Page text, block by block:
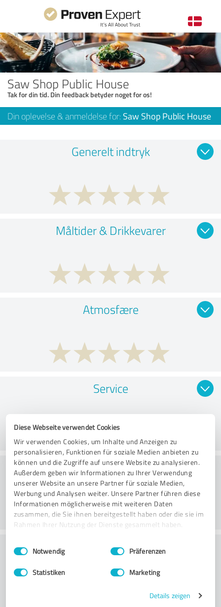
Diese Webseite verwendet Cookies
Wir verwenden Cookies, um Inhalte und Anzeigen zu
personalisieren, Funktionen für soziale Medien anbieten zu
können und die Zugriffe auf unsere Website zu analysieren.
Außerdem geben wir Informationen zu Ihrer Verwendung
unserer Website an unsere Partner für soziale Medien,
Werbung und Analysen weiter. Unsere Partner führen diese
Informationen möglicherweise mit weiteren Daten
zusammen, die Sie ihnen bereitgestellt haben oder die sie im
Rahmen Ihrer Nutzung der Dienste gesammelt haben.
Impressum Datenschutzbestimmungen
Einwilligungsauswahl
Notwendig Präferenzen
Statistiken Marketing
Details zeigen
Saw Shop Public House
Tak for din tid. Din feedback betyder noget for os!
Din oplevelse & anmeldelse for: Saw Shop Public House
Generelt indtryk
Måltider & Drikkevarer
Atmosfære
Service
Service på tilbud
Beliggenhed